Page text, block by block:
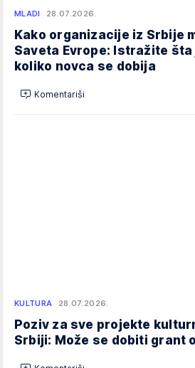
MLADI 28.07.2026.
Kako organizacije iz Srbije
Saveta Evrope: Istražite
koliko novca se dobija
Komentariši
KULTURA 28.07.2026.
Poziv za sve projekte
Srbiji: Može se dobiti grant